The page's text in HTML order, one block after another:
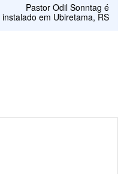
Pastor Odil Sonntag é
instalado em Ubiretama, RS